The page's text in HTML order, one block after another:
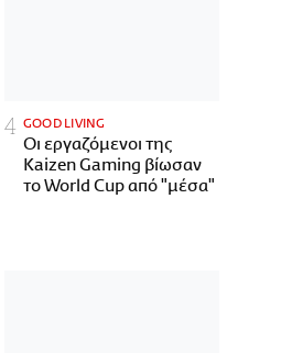
GOOD LIVING
Οι εργαζόμενοι της
Kaizen Gaming βίωσαν
το World Cup από "μέσα"